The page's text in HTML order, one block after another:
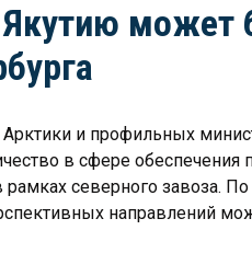
может
и профильных
в сфере
рамках северного завоза.
направлений